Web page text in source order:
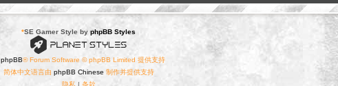
*SE Gamer Style by phpBB Styles
phpBB® Forum Software © phpBB Limited 提供支持
简体中文语言由 phpBB Chinese 制作并提供支持
隐私 | 条款